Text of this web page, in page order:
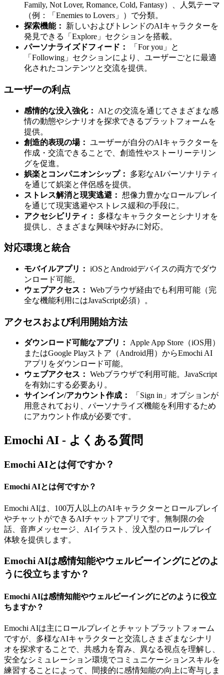
Family, Not Lover, Romance, Cold, Fantasy）、人気テーマ
（例：「Enemies to Lovers」）で分類。
探索機能：
新しいおよびトレンドのAIキャラクターを
発見できる「Explore」セクションを搭載。
パーソナライズドフィード：
「For you」と
「Following」セクションにより、ユーザーごとに最適
化されたコンテンツと交流を提供。
ユーザーの利点
感情的な没入強化：
AIとの交流を通じてさまざまな感
情の動態やシナリオを探求できるプラットフォームを
提供。
創造的表現の場： ユーザーが自分のAIキャラクターを
作成・交流できることで、創造性やストーリーテリン
グを促進。
娯楽とコンパニオンシップ：
多彩なAIパーソナリティ
を通じて娯楽と伴侶感を提供。
ストレス解消と現実逃避： 想像力豊かなロールプレイ
を通じて現実逃避やストレス緩和の手段に。
アクセシビリティ：
多様なキャラクターとシナリオを
提供し、さまざまな興味や好みに対応。
対応環境と統合
モバイルアプリ： iOSとAndroidデバイスの両方でダウ
ンロード可能。
ウェブアクセス： Webブラウザ経由でも利用可能（完
全な機能利用にはJavaScript必須）。
アクセスおよび利用開始方法
ダウンロード可能なアプリ： Apple App Store（iOS用）
またはGoogle Playストア（Android用）からEmochi AI
アプリをダウンロード可能。
ウェブアクセス： Webブラウザで利用可能。JavaScript
を有効にする必要あり。
サインイン/アカウント作成：
「Sign in」オプションが
用意されており、パーソナライズ機能を利用するため
にアカウント作成が必要です。
Emochi AI - よくある質問
Emochi AIとは何ですか？
Emochi AIとは何ですか？
Emochi AIは、100万人以上のAIキャラクターとロールプレイ
やチャットができるAIチャットアプリです。無制限の会
話、音声メッセージ、AIイラスト、没入型のロールプレイ
体験を提供します。
Emochi AIは感情知能やウェルビーイングにどのよ
うに役立ちますか？
Emochi AIは感情知能やウェルビーイングにどのように役立
ちますか？
Emochi AIは主にロールプレイとチャットプラットフォーム
ですが、多様なAIキャラクターと交流しさまざまなシナリ
オを探求することで、共感力を育み、異なる視点を理解し、
安全なシミュレーション環境でコミュニケーションスキルを
練習することによって、間接的に感情知能の向上に寄与しま